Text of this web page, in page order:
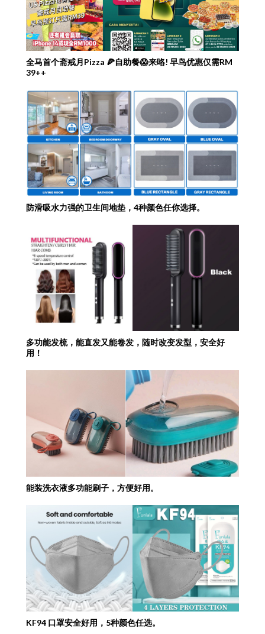
全马首个斋戒月Pizza 🍕自助餐😱来咯! 早鸟优惠仅需RM
39++
防滑吸水力强的卫生间地垫，4种颜色任你选择。
多功能发梳，能直发又能卷发，随时改变发型，安全好
用！
能装洗衣液多功能刷子，方便好用。
KF94 口罩安全好用，5种颜色任选。